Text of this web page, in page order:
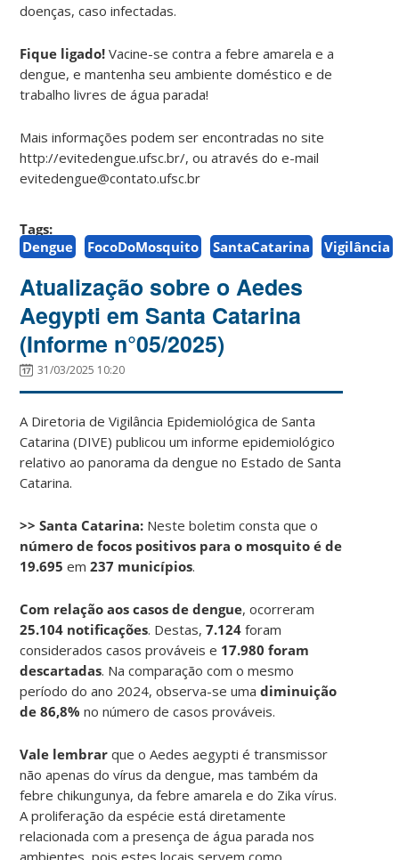
doenças, caso infectadas.
Fique ligado! Vacine-se contra a febre amarela e a
dengue, e mantenha seu ambiente doméstico e de
trabalho livres de água parada!
Mais informações podem ser encontradas no site
http://evitedengue.ufsc.br/, ou através do e-mail
evitedengue@contato.ufsc.br
Tags:
Dengue
FocoDoMosquito SantaCatarina Vigilância
Atualização sobre o Aedes
Aegypti em Santa Catarina
(Informe n°05/2025)
31/03/2025 10:20
A Diretoria de Vigilância Epidemiológica de Santa
Catarina (DIVE) publicou um informe epidemiológico
relativo ao panorama da dengue no Estado de Santa
Catarina.
>> Santa Catarina: Neste boletim consta que o
número de focos positivos para o mosquito é de
19.695 em 237 municípios.
Com relação aos casos de dengue, ocorreram
25.104 notificações. Destas, 7.124 foram
considerados casos prováveis e 17.980 foram
descartadas. Na comparação com o mesmo
período do ano 2024, observa-se umadiminuição
de 86,8%no número de casos prováveis.
Vale lembrar que o Aedes aegypti é transmissor
não apenas do vírus da dengue, mas também da
febre chikungunya, da febre amarela e do Zika vírus.
A proliferação da espécie está diretamente
relacionada com a presença de água parada nos
ambientes, pois estes locais servem como